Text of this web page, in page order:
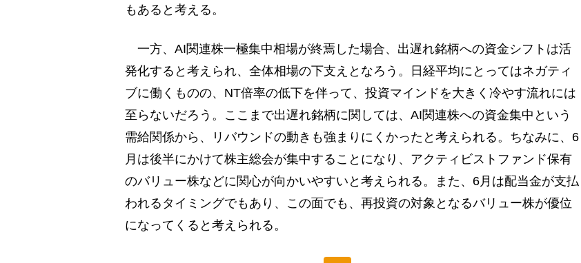
もあると考える。
一方、AI関連株一極集中相場が終焉した場合、出遅れ銘柄への資金シフトは活
発化すると考えられ、全体相場の下支えとなろう。日経平均にとってはネガティ
ブに働くものの、NT倍率の低下を伴って、投資マインドを大きく冷やす流れには
至らないだろう。ここまで出遅れ銘柄に関しては、AI関連株への資金集中という
需給関係から、リバウンドの動きも強まりにくかったと考えられる。ちなみに、6
月は後半にかけて株主総会が集中することになり、アクティビストファンド保有
のバリュー株などに関心が向かいやすいと考えられる。また、6月は配当金が支払
われるタイミングでもあり、この面でも、再投資の対象となるバリュー株が優位
になってくると考えられる。